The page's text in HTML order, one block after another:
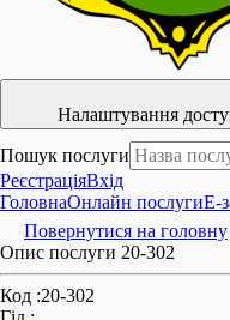
Налаштування
Пошук послуги
РеєстраціяВхід
ГоловнаОнлайн послугиE-
Повернутися на головну
Опис послуги 20-302
Код :20-302